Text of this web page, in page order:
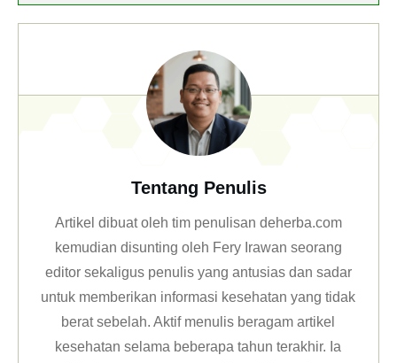
Tentang Penulis
Artikel dibuat oleh tim penulisan deherba.com
kemudian disunting oleh Fery Irawan seorang
editor sekaligus penulis yang antusias dan sadar
untuk memberikan informasi kesehatan yang tidak
berat sebelah. Aktif menulis beragam artikel
kesehatan selama beberapa tahun terakhir. Ia